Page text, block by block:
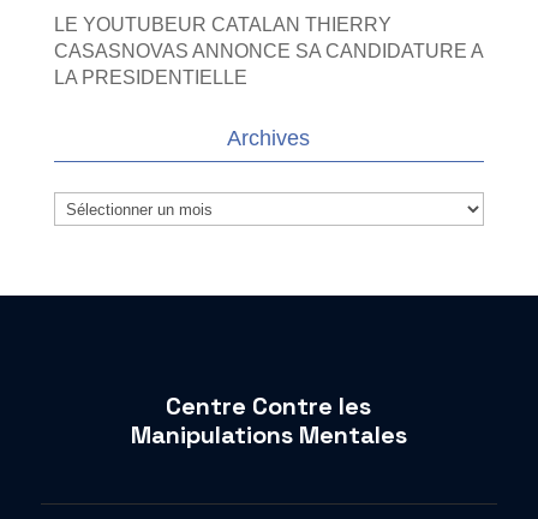
LE YOUTUBEUR CATALAN THIERRY
CASASNOVAS ANNONCE SA CANDIDATURE A
LA PRESIDENTIELLE
Archives
Archives
Centre Contre les
Manipulations Mentales